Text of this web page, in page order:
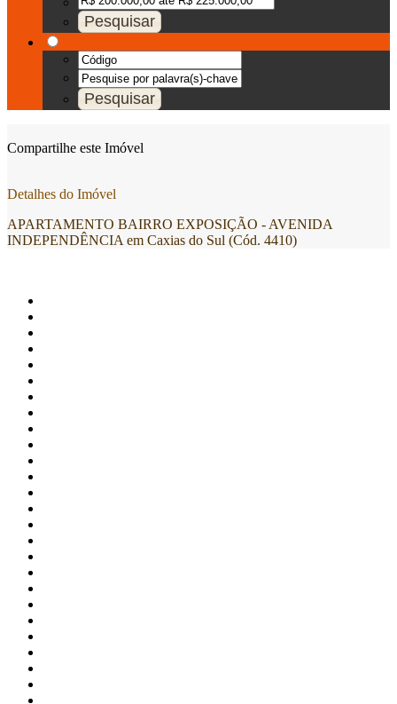
Compartilhe este Imóvel
Detalhes do Imóvel
APARTAMENTO BAIRRO EXPOSIÇÃO - AVENIDA
INDEPENDÊNCIA em Caxias do Sul (Cód. 4410)